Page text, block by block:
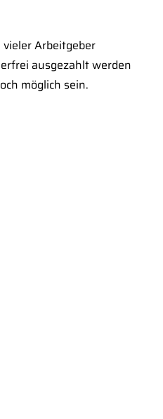
Arbeitgeber
ausgezahlt werden
möglich sein.